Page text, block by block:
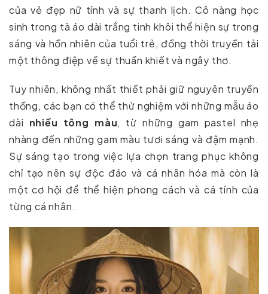
của vẻ đẹp nữ tính và sự thanh lịch. Cô nàng học
sinh trong tà áo dài trắng tinh khôi thể hiện sự trong
sáng và hồn nhiên của tuổi trẻ, đồng thời truyền tải
một thông điệp về sự thuần khiết và ngây thơ.
Tuy nhiên, không nhất thiết phải giữ nguyên truyền
thống, các bạn có thể thử nghiệm với những mẫu áo
dài nhiều tông màu, từ những gam pastel nhẹ
nhàng đến những gam màu tươi sáng và đậm mạnh.
Sự sáng tạo trong việc lựa chọn trang phục không
chỉ tạo nên sự độc đáo và cá nhân hóa mà còn là
một cơ hội để thể hiện phong cách và cá tính của
từng cá nhân.